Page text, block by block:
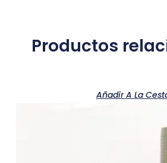
Productos
Añadir A La